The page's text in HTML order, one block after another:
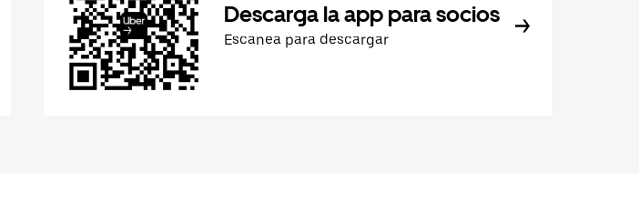
Descarga la app para socios
Escanea para descargar